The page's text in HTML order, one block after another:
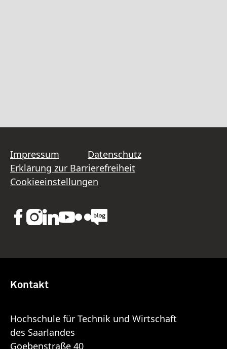
Impressum
Datenschutz
Erklärung zur Barrierefreiheit
Cookieeinstellungen
Kontakt
Hochschule für Technik und Wirtschaft
des Saarlandes
Goebenstraße 40